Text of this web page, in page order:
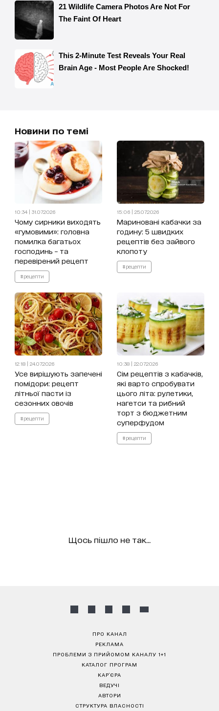
Новини по темі
10:34 | 31.07.2026
Чому сирники виходять
«гумовими»: головна
помилка багатьох
господинь – та
перевірений рецепт
#рецепти
15:06 | 25.07.2026
Мариновані кабачки за
годину: 5 швидких
рецептів без зайвого
клопоту
#рецепти
12:18 | 24.07.2026
Усе вирішують запечені
помідори: рецепт
літньої пасти із
сезонних овочів
#рецепти
10:38 | 22.07.2026
Сім рецептів з кабачків,
які варто спробувати
цього літа: рулетики,
нагетси та рибний
торт з бюджетним
суперфудом
#рецепти
Щось пішло не так...
ПРО КАНАЛ
РЕКЛАМА
ПРОБЛЕМИ З ПРИЙОМОМ КАНАЛУ 1+1
КАТАЛОГ ПРОГРАМ
КАР’ЄРА
ВЕДУЧІ
АВТОРИ
СТРУКТУРА ВЛАСНОСТІ